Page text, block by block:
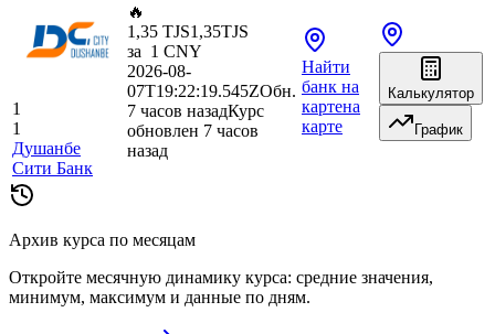
1
1
Душанбе
Сити Банк
🔥
1,35 TJS1,35TJS
за 1 CNY
2026-08-
07T19:22:19.545ZОбн.
7 часов назадКурс
обновлен 7 часов
назад
Найти
банк на
картена
карте
Калькулятор
График
Архив курса по месяцам
Откройте месячную динамику курса: средние значения,
минимум, максимум и данные по дням.